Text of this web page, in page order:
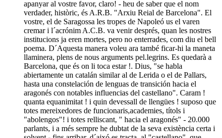
apanyar al vostre favor, claro! - heu de saber que el nom
verdader, històric, és A.R.B. "Arxiu Reial de Barcelona". El
vostre, el de Saragossa les tropes de Napoleó us el varen
cremar i l´acrónim A.C.B. va venir després, quan les nostres
institucions ja eren mortes, pero no enterrades, com diu el bell
poema. D´Aquesta manera voleu ara també ficar-hi la maneta
llaminera, plens de nous arguments pel.legrins. Es quedarà a
Barcelona, que és on li toca estar !. Dius, "se habla
abiertamente un catalán similar al de Lerida o el de Pallars,
hasta una constelación de lenguas de transición hacia el
aragonés con notables influencias del castellano". Caram !
quanta equanimitat ! i quin devessall de llengües ! suposo que
totes mereixedores de funcionaris,academies, títols i
"abolengos"! i totes relliscant, " hacia el aragonés" - 20.000
parlants, i a més sempre he dubtat de la seva existència certa i